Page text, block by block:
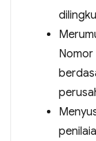
Nomor